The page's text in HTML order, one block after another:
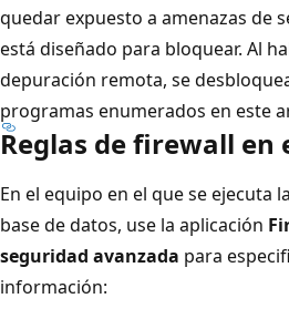
quedar expuesto a amenazas de
está diseñado para bloquear. Al
depuración remota, se
programas enumerados en este
Reglas de firewall en
En el equipo en el que se ejecuta
base de datos, use la aplicación
seguridad avanzada para
información: